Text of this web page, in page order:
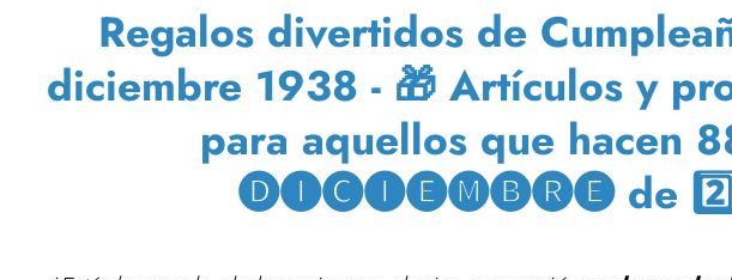
Regalos divertidos de
diciembre 1938 - 🎁 Artículos y
para aquellos que hacen
🅓🅘🅒🅘🅔🅜🅑🅡🅔 de